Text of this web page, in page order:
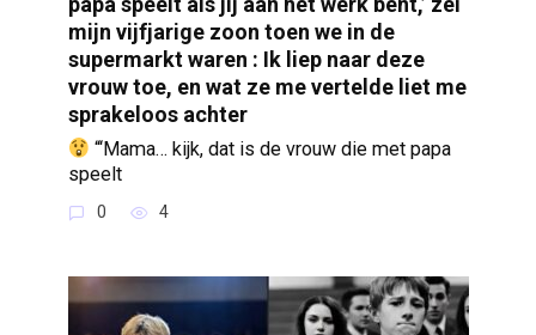
mijn vijfjarige zoon toen we in de
supermarkt waren : Ik liep naar deze
vrouw toe, en wat ze me vertelde liet me
sprakeloos achter
“‘Mama… kijk, dat is de vrouw die met papa
speelt
0 4